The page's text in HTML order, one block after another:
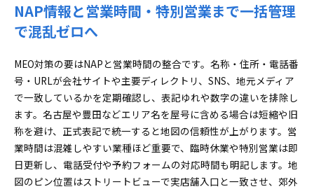
NAP情報と営業時間・特別営業まで一括管理
で混乱ゼロへ
MEO対策の要はNAPと営業時間の整合です。名称・住所・電話番
号・URLが会社サイトや主要ディレクトリ、SNS、地元メディア
で一致しているかを定期確認し、表記ゆれや数字の違いを排除し
ます。名古屋や豊田などエリア名を屋号に含める場合は短縮や旧
称を避け、正式表記で統一すると地図の信頼性が上がります。営
業時間は混雑しやすい業種ほど重要で、臨時休業や特別営業は即
日更新し、電話受付や予約フォームの対応時間も明記します。地
図のピン位置はストリートビューで実店舗入口と一致させ、郊外